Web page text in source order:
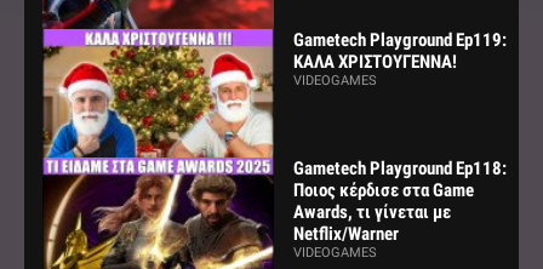
Gametech Playground Ep119:
ΚΑΛΑ ΧΡΙΣΤΟΥΓΕΝΝΑ!
VIDEOGAMES
Gametech Playground Ep118:
Ποιος κέρδισε στα Game
Awards, τι γίνεται με
Netflix/Warner
VIDEOGAMES